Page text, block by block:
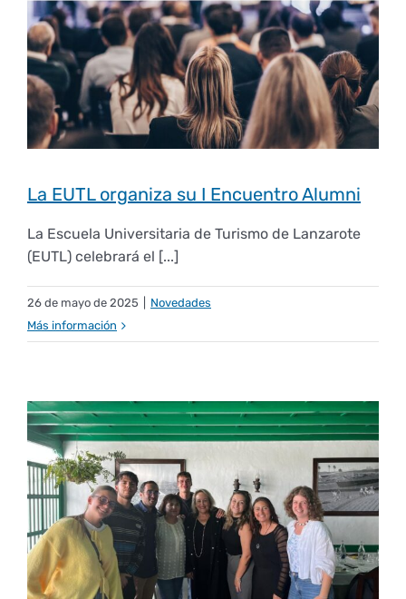
La EUTL organiza su I Encuentro Alumni
La Escuela Universitaria de Turismo de Lanzarote
(EUTL) celebrará el [...]
26 de mayo de 2025
Novedades
Más información